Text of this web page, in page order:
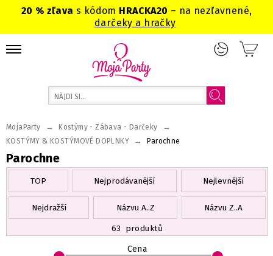
20 % zľavas kódom HRACKA20 – na nezľavnené,
darčeky a hračky
Parochne
MojaParty → Kostýmy - Zábava - Darčeky →
KOSTÝMY & KOSTÝMOVÉ DOPLNKY → Parochne
TOP Nejprodávanější Nejlevnější
Nejdražší Názvu A..Z
Názvu Z..A
63 produktů
Cena